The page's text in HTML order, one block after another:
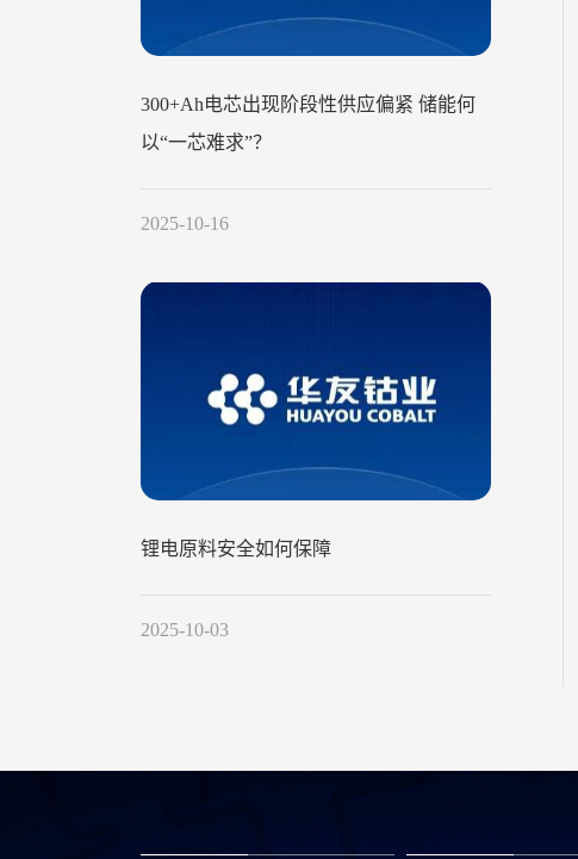
300+Ah电芯出现阶段性供应偏紧 储能何
以“一芯难求”？
2025-10-16
锂电原料安全如何保障
2025-10-03